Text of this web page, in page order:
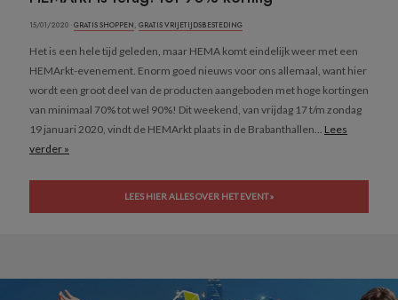
15/01/2020 ·GRATIS SHOPPEN, GRATIS VRIJETIJDSBESTEDING
Het is een hele tijd geleden, maar HEMA komt eindelijk weer met een
HEMArkt-evenement. Enorm goed nieuws voor ons allemaal, want hier
wordt een groot deel van de producten aangeboden met hoge kortingen
van minimaal 70% tot wel 90%! Dit weekend, van vrijdag 17 t/m zondag
19 januari 2020, vindt de HEMArkt plaats in de Brabanthallen... Lees
verder »
LEES HIER ALLES OVER HET EVENT »